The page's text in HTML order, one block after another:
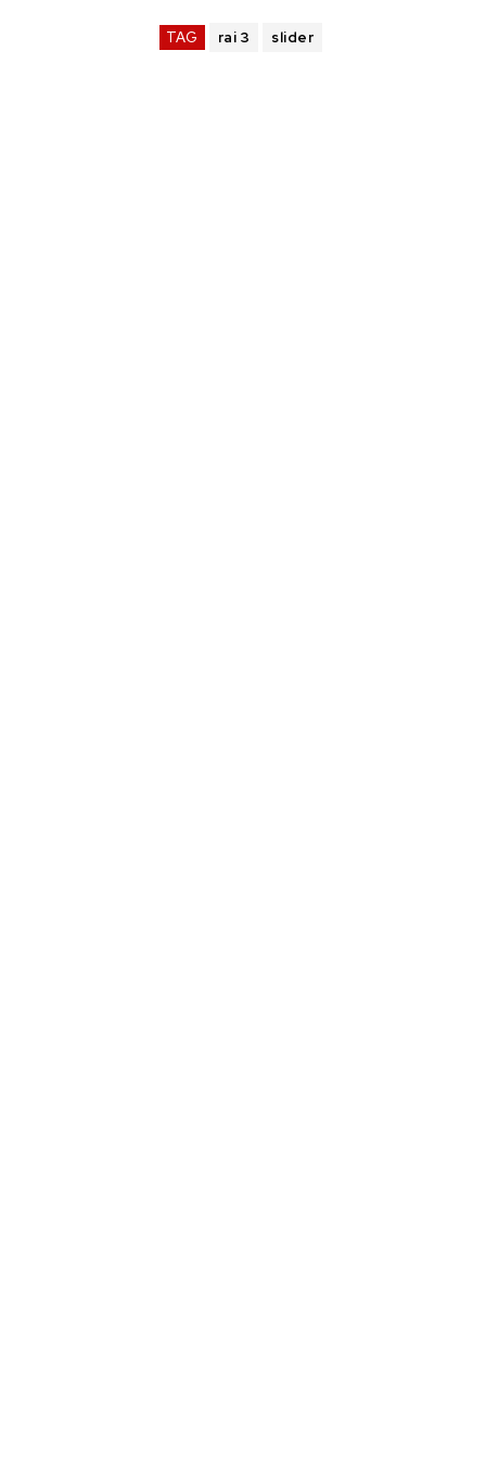
TAG rai 3 slider